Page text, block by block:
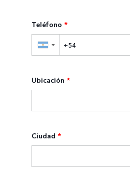
Teléfono *
▼
Ubicación *
Ciudad *